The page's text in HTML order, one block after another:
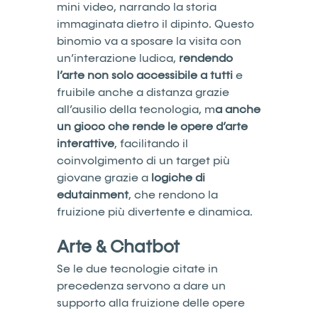
mini video, narrando la storia
immaginata dietro il dipinto. Questo
binomio va a sposare la visita con
un’interazione ludica, rendendo
l’arte non solo accessibile a tutti e
fruibile anche a distanza grazie
all’ausilio della tecnologia, ma anche
un gioco che rende le opere d’arte
interattive, facilitando il
coinvolgimento di un target più
giovane grazie a logiche di
edutainment, che rendono la
fruizione più divertente e dinamica.
Arte & Chatbot
Se le due tecnologie citate in
precedenza servono a dare un
supporto alla fruizione delle opere